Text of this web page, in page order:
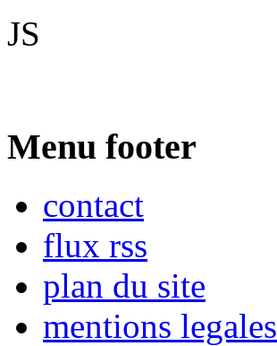
JS
Menu footer
contact
flux rss
plan du site
mentions legales